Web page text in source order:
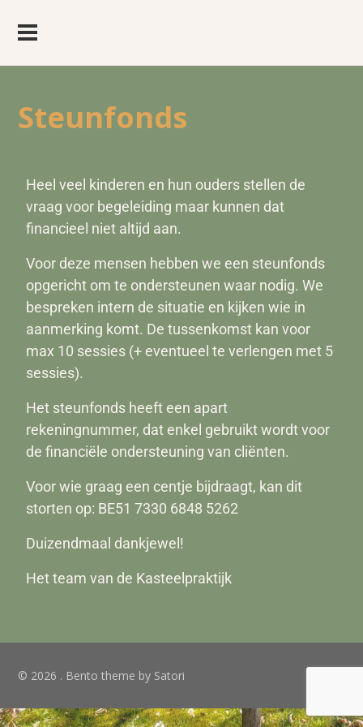
Steunfonds
Heel veel kinderen en hun ouders stellen de
vraag voor begeleiding maar kunnen dat
financieel niet altijd aan.
Voor deze mensen hebben we een steunfonds
opgericht om te ondersteunen waar nodig. We
bespreken intern de situatie en kijken wie in
aanmerking komt. De tussenkomst kan voor
max 10 sessies (+ eventueel te verlengen met 5
sessies).
Het steunfonds heeft een apart
rekeningnummer, dat enkel gebruikt wordt voor
de financiële ondersteuning van cliënten.
Voor wie graag een centje bijdraagt, kan dit
storten op: BE51 7330 6848 5262
Duizendmaal dankjewel!
Het team van de Kasteelpraktijk
© 2026 . Bento theme by Satori